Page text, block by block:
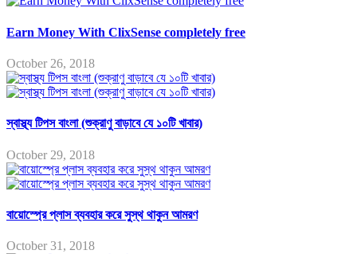
Earn Money With ClixSense completely free
October 26, 2018
স্বাস্থ্য টিপস বাংলা (শুক্রাণু বাড়াবে যে ১০টি খাবার)
October 29, 2018
বায়োস্প্রে প্লাস ব্যবহার করে সুস্থ থাকুন আমরণ
October 31, 2018